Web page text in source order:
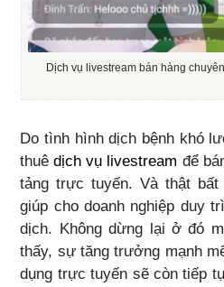
Dịch vụ livestream bán hàng
Do tình hình dịch bệnh khó
thuêdịch vụ livestream để
tảng trực tuyến. Và thật
giúp cho doanh nghiệp duy
dịch. Không dừng lại ở đó
thấy, sự tăng trưởng mạnh
dụng trực tuyến sẽ còn tiếp